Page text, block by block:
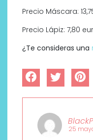
Precio Máscara:
Precio Lápiz: 7,80
¿Te consideras una
25